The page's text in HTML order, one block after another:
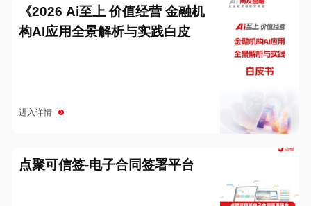
《2026 Ai至上 价值经营 金融机
构AI应用全景解析与实践白皮
进入详情
点聚可信签-电子合同签署平台